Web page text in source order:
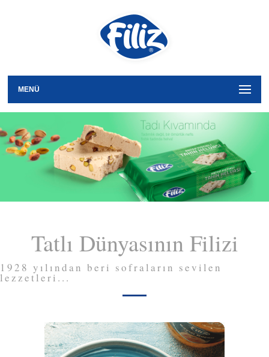
MENÜ
Tatlı Dünyasının Filizi
1928 yılından beri sofraların sevilen
lezzetleri...